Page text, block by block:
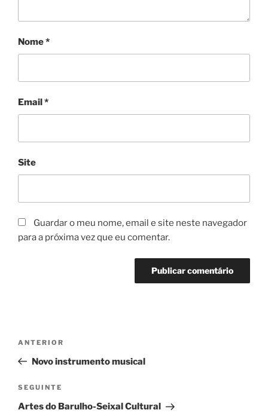
Nome*
Email*
Site
Guardar o meu nome, email e site neste navegador
para a próxima vez que eu comentar.
artigos
Conteúdo
anterior
ANTERIOR
Novo instrumento musical
Conteúdo
seguinte
SEGUINTE
Artes do Barulho-Seixal Cultural